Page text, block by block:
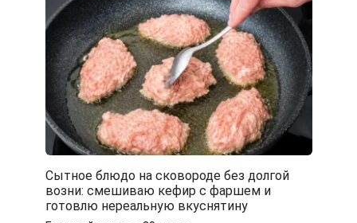
Сытное блюдо на сковороде без долгой
возни: смешиваю кефир с фаршем и
готовлю нереальную вкуснятину